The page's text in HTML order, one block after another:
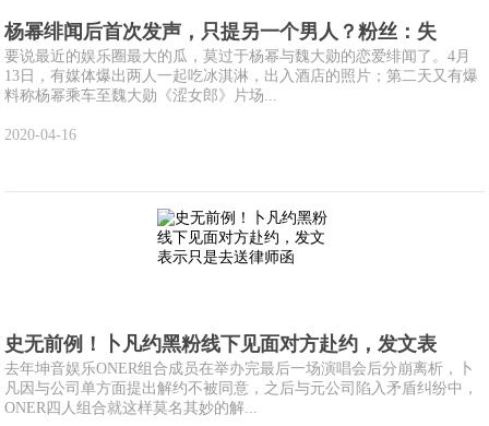
杨幂绯闻后首次发声，只提另一个男人？粉丝：失
要说最近的娱乐圈最大的瓜，莫过于杨幂与魏大勋的恋爱绯闻了。4月
13日，有媒体爆出两人一起吃冰淇淋，出入酒店的照片；第二天又有爆
料称杨幂乘车至魏大勋《涩女郎》片场...
2020-04-16
史无前例！卜凡约黑粉线下见面对方赴约，发文表
去年坤音娱乐ONER组合成员在举办完最后一场演唱会后分崩离析，卜
凡因与公司单方面提出解约不被同意，之后与元公司陷入矛盾纠纷中，
ONER四人组合就这样莫名其妙的解...